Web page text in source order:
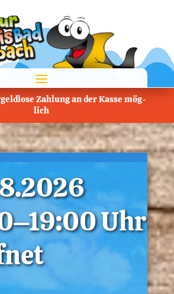
Zah­lung an der Kas­se mög­
lich
Uhr